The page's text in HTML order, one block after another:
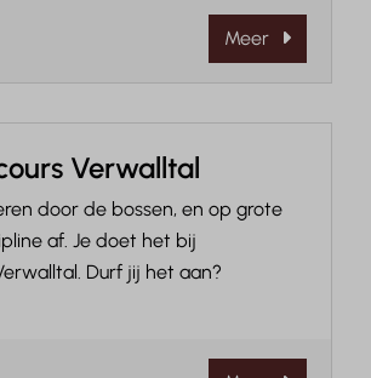
Meer
Verwalltal
door de bossen, en op grote
af. Je doet het bij
Durf jij het aan?